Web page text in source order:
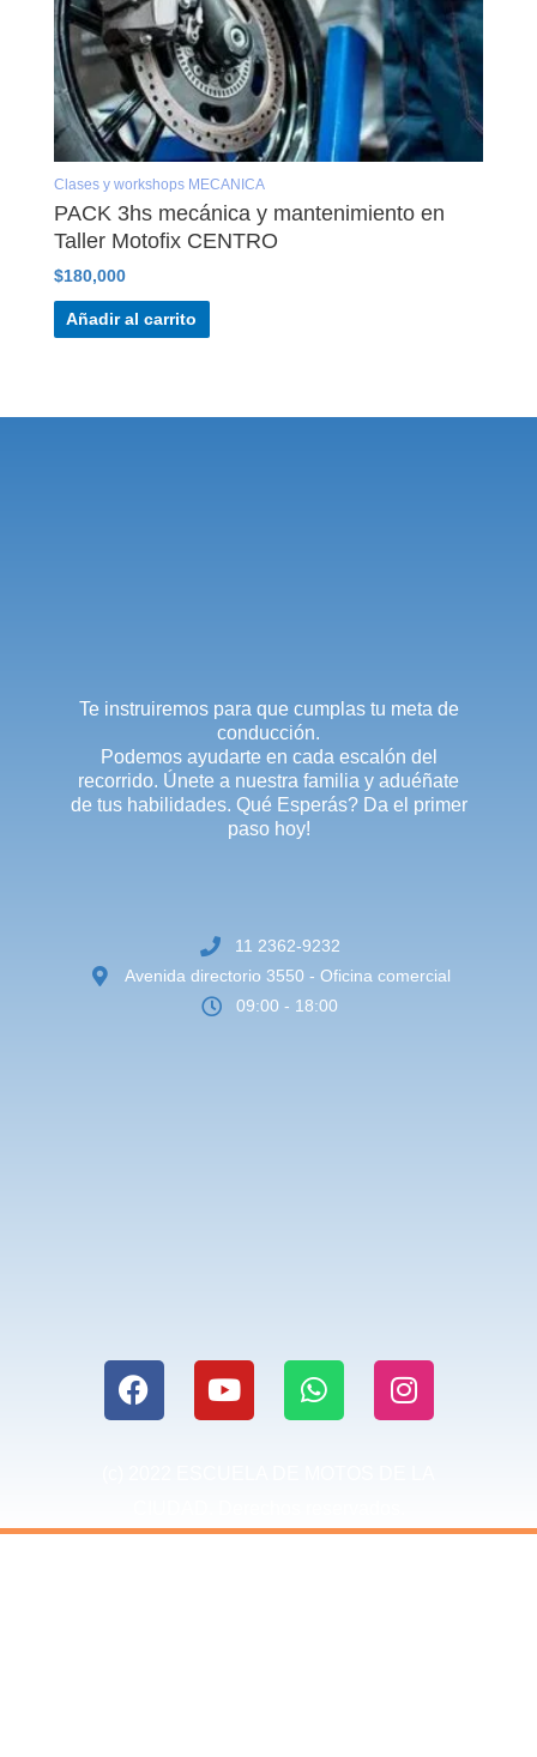
Clases y workshops MECANICA
PACK 3hs mecánica y mantenimiento en
Taller Motofix CENTRO
$180,000
Añadir al carrito
Te instruiremos para que cumplas tu meta de
conducción.
Podemos ayudarte en cada escalón del
recorrido. Únete a nuestra familia y aduéñate
de tus habilidades. Qué Esperás? Da el primer
paso hoy!
11 2362-9232
Avenida directorio 3550 - Oficina comercial
09:00 - 18:00